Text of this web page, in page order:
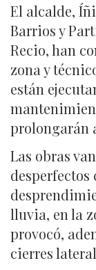
El alcalde,
Barrios y
Recio, han
zona y
están
prolongarán
Las obras
desperfectos
lluvia, en la
provocó,
cierres